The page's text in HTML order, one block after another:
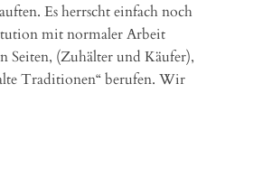
Es herrscht einfach noch
mit normaler Arbeit
Seiten, (Zuhälter und Käufer),
Traditionen“ berufen. Wir